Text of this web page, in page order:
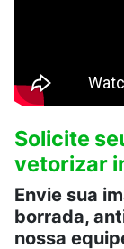
Solicite
vetorizar
Envie sua
borrada,
nossa